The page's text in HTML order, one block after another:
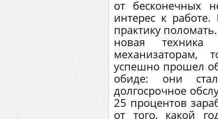
от бесконечных
интерес к
практику
новая техника
успешно прошел
обиде: они
долгосрочное
25 процентов
от того, какой